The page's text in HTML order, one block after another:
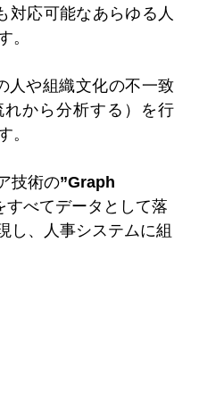
対応可能なあらゆる人
。
人や組織文化の不一致
から分析する）を行
。
技術の”Graph
べてデータとして落
し、人事システムに組